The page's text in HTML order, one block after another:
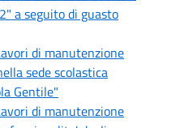
a seguito di guasto
di manutenzione
sede scolastica
Gentile"
di manutenzione